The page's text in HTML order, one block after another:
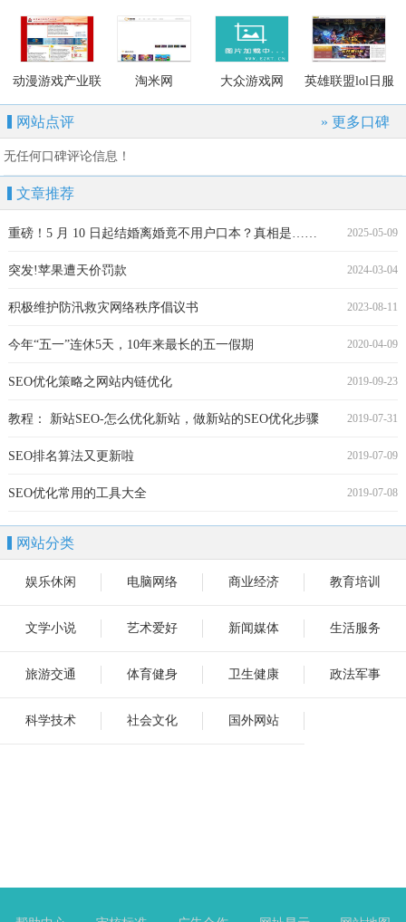
务网
动漫游戏产业联
盟
淘米网 大众游戏网 英雄联盟lol日服
下载网
网站点评 » 更多口碑
无任何口碑评论信息！
文章推荐
2025-05-09
重磅！5 月 10 日起结婚离婚竟不用户口本？真相是……
2024-03-04
突发!苹果遭天价罚款
2023-08-11
积极维护防汛救灾网络秩序倡议书
2020-04-09
今年“五一”连休5天，10年来最长的五一假期
2019-09-23
SEO优化策略之网站内链优化
2019-07-31
教程： 新站SEO-怎么优化新站，做新站的SEO优化步骤
2019-07-09
SEO排名算法又更新啦
2019-07-08
SEO优化常用的工具大全
网站分类
娱乐休闲 电脑网络 商业经济 教育培训
文学小说 艺术爱好 新闻媒体 生活服务
旅游交通 体育健身 卫生健康 政法军事
科学技术 社会文化 国外网站